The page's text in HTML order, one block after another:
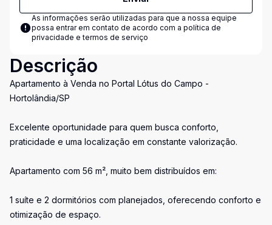
As informações serão utilizadas para que a nossa equipe
possa entrar em contato de acordo com a política de
privacidade e termos de serviço
Descrição
Apartamento à Venda no Portal Lótus do Campo -
Hortolândia/SP
Excelente oportunidade para quem busca conforto,
praticidade e uma localização em constante valorização.
Apartamento com 56 m², muito bem distribuídos em:
1 suíte e 2 dormitórios com planejados, oferecendo conforto e
otimização de espaço.